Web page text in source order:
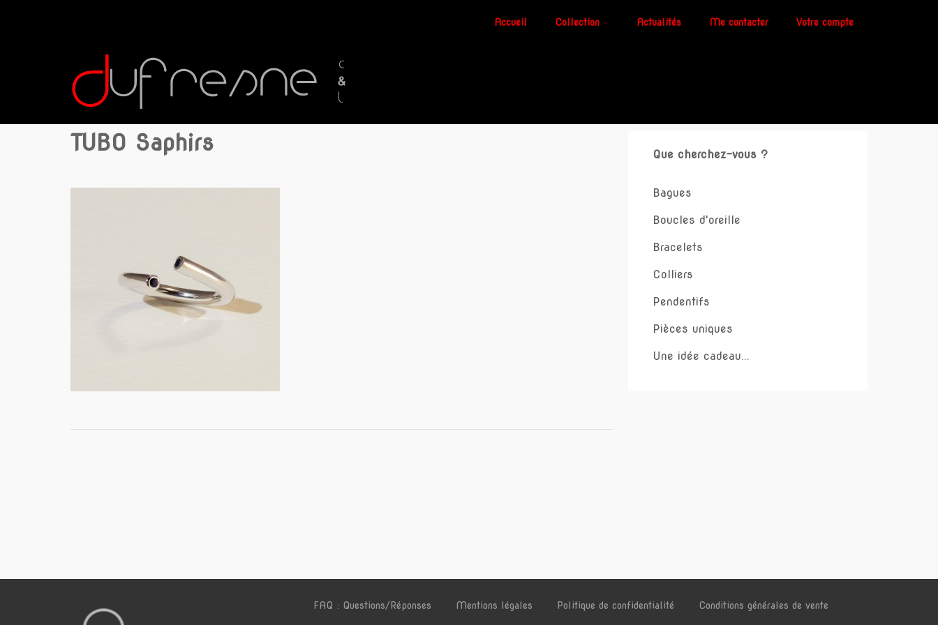
Accueil Collection Actualités Me contacter Votre compte
TUBO Saphirs Que cherchez-vous ?
Bagues
Boucles d'oreille
Bracelets
Colliers
Pendentifs
Pièces uniques
Une idée cadeau...
FAQ : Questions/Réponses Mentions légales Politique de confidentialité Conditions générales de vente